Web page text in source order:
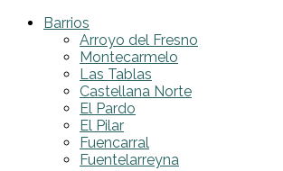
Barrios
Arroyo del Fresno
Montecarmelo
Las Tablas
Castellana Norte
El Pardo
El Pilar
Fuencarral
Fuentelarreyna